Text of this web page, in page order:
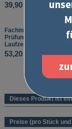
39,90 €
Fachmann/-frau f.
Prüfungstraining
Laufzeit: 12 Monate
53,20 €
Dieses Produkt ist
Preise (pro Stück